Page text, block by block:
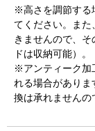
※高さを調節する
てください。また
きませんので、
ドは収納可能）。
※アンティーク加
れる場合がありま
換は承れませんの